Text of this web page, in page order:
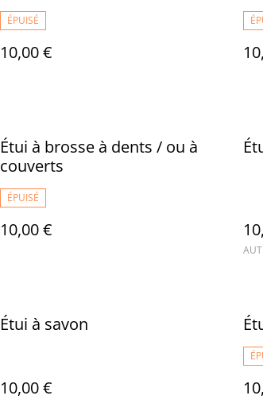
ÉPUISÉ
10,00 €
Étui à brosse à dents / ou à
couverts
ÉPUISÉ
10,00 €
Étui à savon
10,00 €